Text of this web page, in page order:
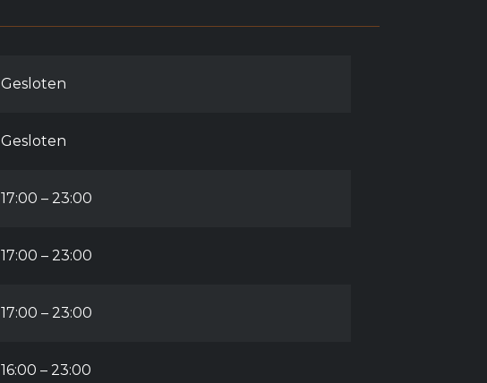
Gesloten
Gesloten
17:00 – 23:00
17:00 – 23:00
17:00 – 23:00
16:00 – 23:00